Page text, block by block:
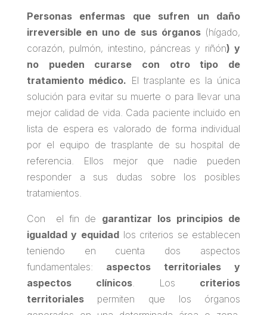
Personas enfermas que sufren un daño
irreversible en uno de sus órganos (hígado,
corazón, pulmón, intestino, páncreas y riñón) y
no pueden curarse con otro tipo de
tratamiento médico. El trasplante es la única
solución para evitar su muerte o para llevar una
mejor calidad de vida. Cada paciente incluido en
lista de espera es valorado de forma individual
por el equipo de trasplante de su hospital de
referencia. Ellos mejor que nadie pueden
responder a sus dudas sobre los posibles
tratamientos.
Con el fin de garantizar los principios de
igualdad y equidadlos criterios se establecen
teniendo en cuenta dos aspectos
fundamentales: aspectos territoriales y
aspectos clínicos. Los criterios
territorialespermiten que los órganos